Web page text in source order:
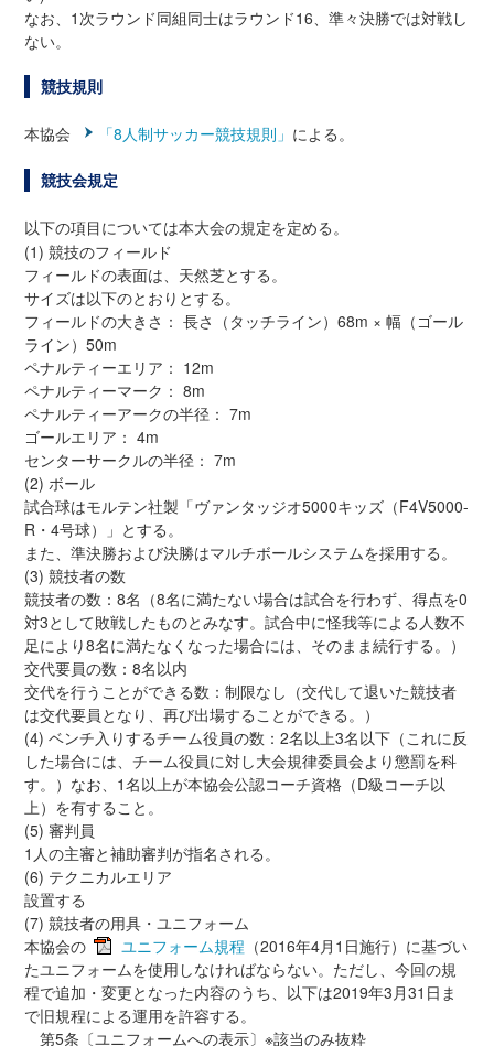
なお、1次ラウンド同組同士はラウンド16、準々決勝では対戦し
ない。
競技規則
本協会 「8人制サッカー競技規則」 による。
競技会規定
以下の項目については本大会の規定を定める。
(1) 競技のフィールド
フィールドの表面は、天然芝とする。
サイズは以下のとおりとする。
フィールドの大きさ： 長さ（タッチライン）68m × 幅（ゴール
ライン）50m
ペナルティーエリア： 12m
ペナルティーマーク： 8m
ペナルティーアークの半径： 7m
ゴールエリア： 4m
センターサークルの半径： 7m
(2) ボール
試合球はモルテン社製「ヴァンタッジオ5000キッズ（F4V5000-
R・4号球）」とする。
また、準決勝および決勝はマルチボールシステムを採用する。
(3) 競技者の数
競技者の数：8名（8名に満たない場合は試合を行わず、得点を0
対3として敗戦したものとみなす。試合中に怪我等による人数不
足により8名に満たなくなった場合には、そのまま続行する。）
交代要員の数：8名以内
交代を行うことができる数：制限なし（交代して退いた競技者
は交代要員となり、再び出場することができる。）
(4) ベンチ入りするチーム役員の数：2名以上3名以下（これに反
した場合には、チーム役員に対し大会規律委員会より懲罰を科
す。）なお、1名以上が本協会公認コーチ資格（D級コーチ以
上）を有すること。
(5) 審判員
1人の主審と補助審判が指名される。
(6) テクニカルエリア
設置する
(7) 競技者の用具・ユニフォーム
本協会の
ユニフォーム規程 （2016年4月1日施行）に基づい
たユニフォームを使用しなければならない。ただし、今回の規
程で追加・変更となった内容のうち、以下は2019年3月31日ま
で旧規程による運用を許容する。
第5条〔ユニフォームへの表示〕※該当のみ抜粋